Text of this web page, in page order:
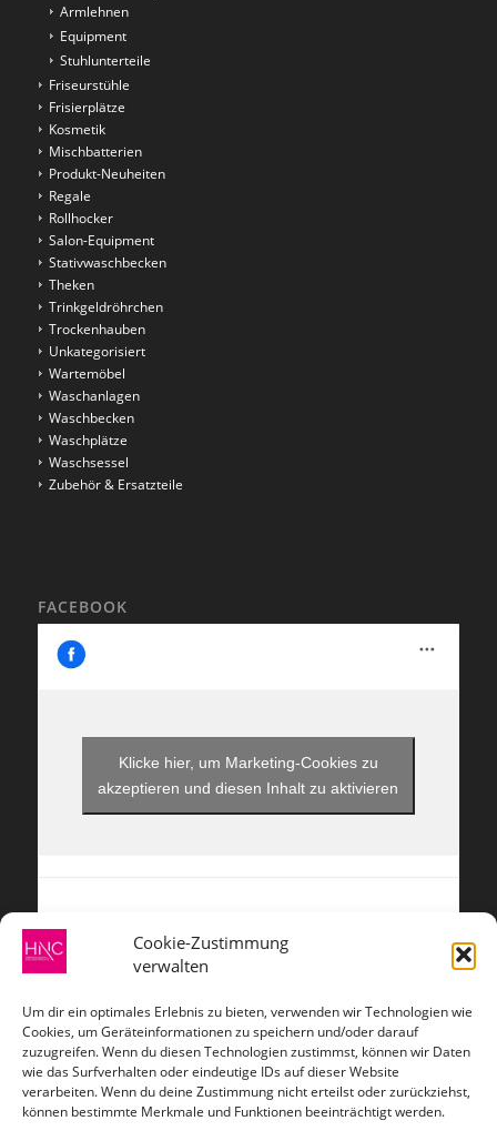
Cookie-Zustimmung
verwalten
Um dir ein optimales Erlebnis zu bieten, verwenden wir Technologien wie
Cookies, um Geräteinformationen zu speichern und/oder darauf
zuzugreifen. Wenn du diesen Technologien zustimmst, können wir Daten
wie das Surfverhalten oder eindeutige IDs auf dieser Website
verarbeiten. Wenn du deine Zustimmung nicht erteilst oder zurückziehst,
können bestimmte Merkmale und Funktionen beeinträchtigt werden.
Armlehnen
Equipment
Stuhlunterteile
Friseurstühle
Frisierplätze
Kosmetik
Mischbatterien
Produkt-Neuheiten
Regale
Rollhocker
Salon-Equipment
Stativwaschbecken
Theken
Trinkgeldröhrchen
Trockenhauben
Unkategorisiert
Wartemöbel
Waschanlagen
Waschbecken
Waschplätze
Waschsessel
Zubehör & Ersatzteile
FACEBOOK
Klicke hier, um Marketing-Cookies zu
akzeptieren und diesen Inhalt zu aktivieren
VERSANDARTEN